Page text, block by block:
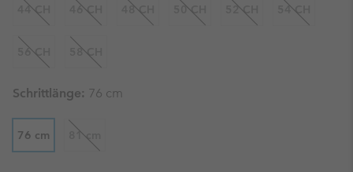
44 CH 46 CH 48 CH 50 CH 52 CH 54 CH
56 CH 58 CH
Schrittlänge: 76 cm
76 cm 81 cm